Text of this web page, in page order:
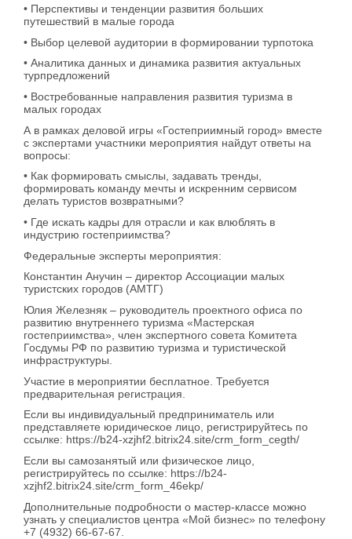
• Перспективы и тенденции развития больших
путешествий в малые города
• Выбор целевой аудитории в формировании турпотока
• Аналитика данных и динамика развития актуальных
турпредложений
• Востребованные направления развития туризма в
малых городах
А в рамках деловой игры «Гостеприимный город» вместе
с экспертами участники мероприятия найдут ответы на
вопросы:
• Как формировать смыслы, задавать тренды,
формировать команду мечты и искренним сервисом
делать туристов возвратными?
• Где искать кадры для отрасли и как влюблять в
индустрию гостеприимства?
Федеральные эксперты мероприятия:
Константин Анучин – директор Ассоциации малых
туристских городов (АМТГ)
Юлия Железняк – руководитель проектного офиса по
развитию внутреннего туризма «Мастерская
гостеприимства», член экспертного совета Комитета
Госдумы РФ по развитию туризма и туристической
инфраструктуры.
Участие в мероприятии бесплатное. Требуется
предварительная регистрация.
Если вы индивидуальный предприниматель или
представляете юридическое лицо, регистрируйтесь по
ссылке: https://b24-xzjhf2.bitrix24.site/crm_form_cegth/
Если вы самозанятый или физическое лицо,
регистрируйтесь по ссылке: https://b24-
xzjhf2.bitrix24.site/crm_form_46ekp/
Дополнительные подробности о мастер-классе можно
узнать у специалистов центра «Мой бизнес» по телефону
+7 (4932) 66-67-67.